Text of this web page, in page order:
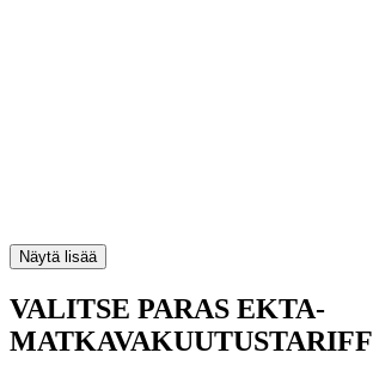
Näytä lisää
VALITSE PARAS EKTA-